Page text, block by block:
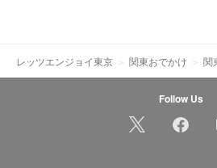
レッツエンジョイ東京 関東おでかけ 関
Follow Us